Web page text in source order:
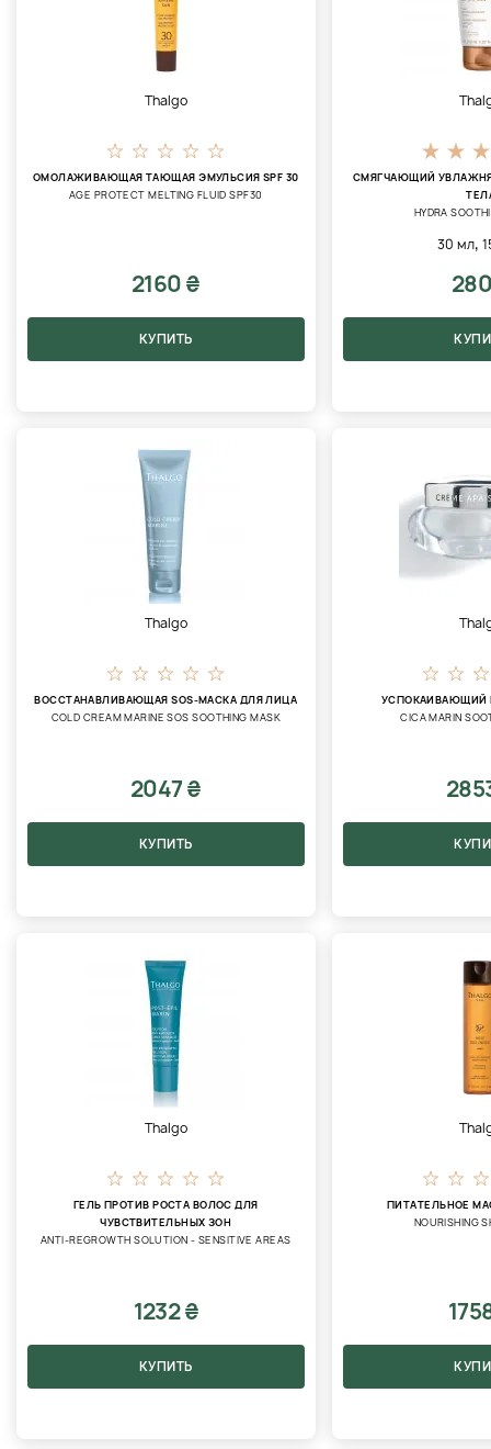
Thalgo
ОМОЛАЖИВАЮЩАЯ ТАЮЩАЯ ЭМУЛЬСИЯ SPF 30
AGE PROTECT MELTING FLUID SPF30
2160 ₴
КУПИТЬ
СМЯГЧАЮЩИЙ
HYDRA
30 мл,
Thalgo
ВОССТАНАВЛИВАЮЩАЯ SOS-МАСКА ДЛЯ ЛИЦА
COLD CREAM MARINE SOS SOOTHING MASK
2047 ₴
КУПИТЬ
УСПОКАИВАЮЩИЙ
CICA MARIN
Thalgo
ГЕЛЬ ПРОТИВ РОСТА ВОЛОС ДЛЯ
ЧУВСТВИТЕЛЬНЫХ ЗОН
ANTI-REGROWTH SOLUTION - SENSITIVE AREAS
1232 ₴
КУПИТЬ
ПИТАТЕЛЬНОЕ
NOURISHING